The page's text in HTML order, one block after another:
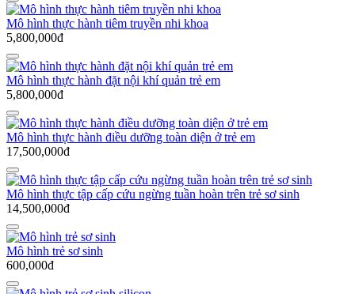
Mô hình thực hành tiêm truyền nhi khoa
5,800,000đ
Mô hình thực hành đặt nội khí quản trẻ em
5,800,000đ
Mô hình thực hành điều dưỡng toàn diện ở trẻ em
17,500,000đ
Mô hình thực tập cấp cứu ngừng tuần hoàn trên trẻ sơ sinh
14,500,000đ
Mô hình trẻ sơ sinh
600,000đ